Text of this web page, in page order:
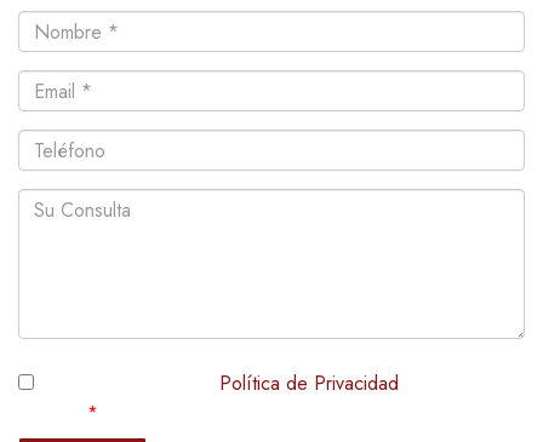
Nombre
Email
Teléfono
Consulta
Política de Privacidad